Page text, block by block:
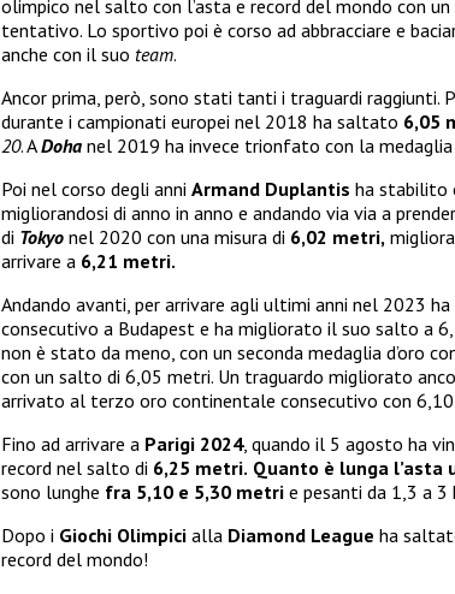
olimpico nel salto con l’asta e record del mondo con
tentativo. Lo sportivo poi è corso ad abbracciare e
anche con il suo team.
Ancor prima, però, sono stati tanti i traguardi raggiunti.
durante i campionati europei nel 2018 ha saltato 6,05
20. ADoha nel 2019 ha invece trionfato con la medaglia
Poi nel corso degli anni Armand Duplantis ha stabilito
migliorandosi di anno in anno e andando via via a
di Tokyo nel 2020 con una misura di 6,02 metri,
arrivare a 6,21 metri.
Andando avanti, per arrivare agli ultimi anni nel 2023
consecutivo a Budapest e ha migliorato il suo salto a
non è stato da meno, con un seconda medaglia d’oro
con un salto di 6,05 metri. Un traguardo migliorato
arrivato al terzo oro continentale consecutivo con
Fino ad arrivare a Parigi 2024, quando il 5 agosto ha
record nel salto di 6,25 metri. Quanto è lunga l’asta
sono lunghe fra 5,10 e 5,30 metri e pesanti da 1,3 a 3
Dopo i Giochi Olimpici alla Diamond League ha
record del mondo!